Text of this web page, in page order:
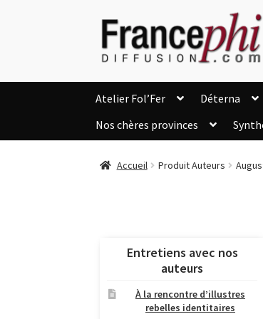
Aller
la
Aller
au
contenu
Atelier Fol’Fer Déterna
Nos chères provinces
Accueil Produit Auteurs
Entretiens avec nos
auteurs
À la rencontre d’illustres
rebelles identitaires